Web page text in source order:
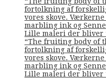
fortolkning af
vores skove.
marbling ink og
Lille maleri der bliver
“The fruiting body of
fortolkning af
vores skove.
marbling ink og
Lille maleri der bliver